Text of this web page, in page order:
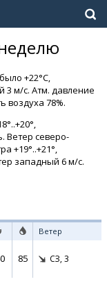
+22°C,
3 м/с. Атм. давление
воздуха 78%.
Ветер северо-
+19°..+21°,
западный 6 м/с.
Ветер
85 СЗ, 3